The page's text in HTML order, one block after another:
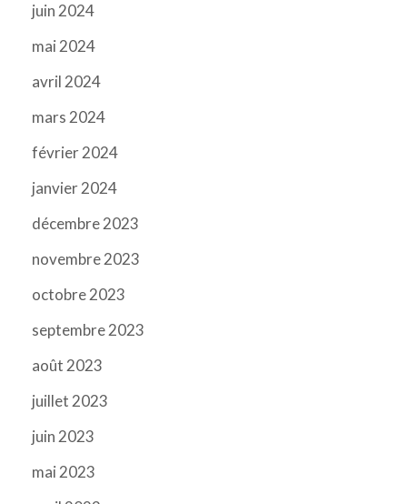
juin 2024
mai 2024
avril 2024
mars 2024
février 2024
janvier 2024
décembre 2023
novembre 2023
octobre 2023
septembre 2023
août 2023
juillet 2023
juin 2023
mai 2023